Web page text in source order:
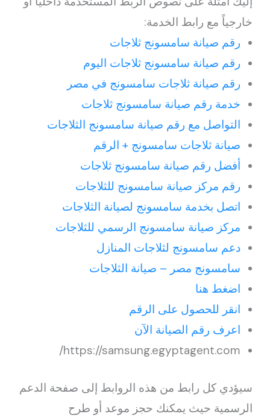
خارجياً مع رابط الخدمة:
رقم صيانة سامسونج ثلاجات
رقم صيانة سامسونج ثلاجات اليوم
رقم صيانة ثلاجات سامسونج في مصر
خدمة رقم صيانة سامسونج ثلاجات
التواصل مع رقم صيانة سامسونج الثلاجات
صيانة ثلاجات سامسونج + الرقم
أفضل رقم صيانة سامسونج ثلاجات
رقم مركز صيانة سامسونج للثلاجات
اتصل بخدمة سامسونج لصيانة الثلاجات
مركز صيانة سامسونج الرسمي للثلاجات
دعم سامسونج لثلاجات المنازل
سامسونج مصر – صيانة الثلاجات
اضغط هنا
انقر للحصول على الرقم
اعرف رقم الصيانة الآن
https://samsung.egyptagent.com/
سيؤدي كل رابط من هذه الروابط إلى صفحة الدعم
الرسمية حيث يمكنك حجز موعد أو طرح